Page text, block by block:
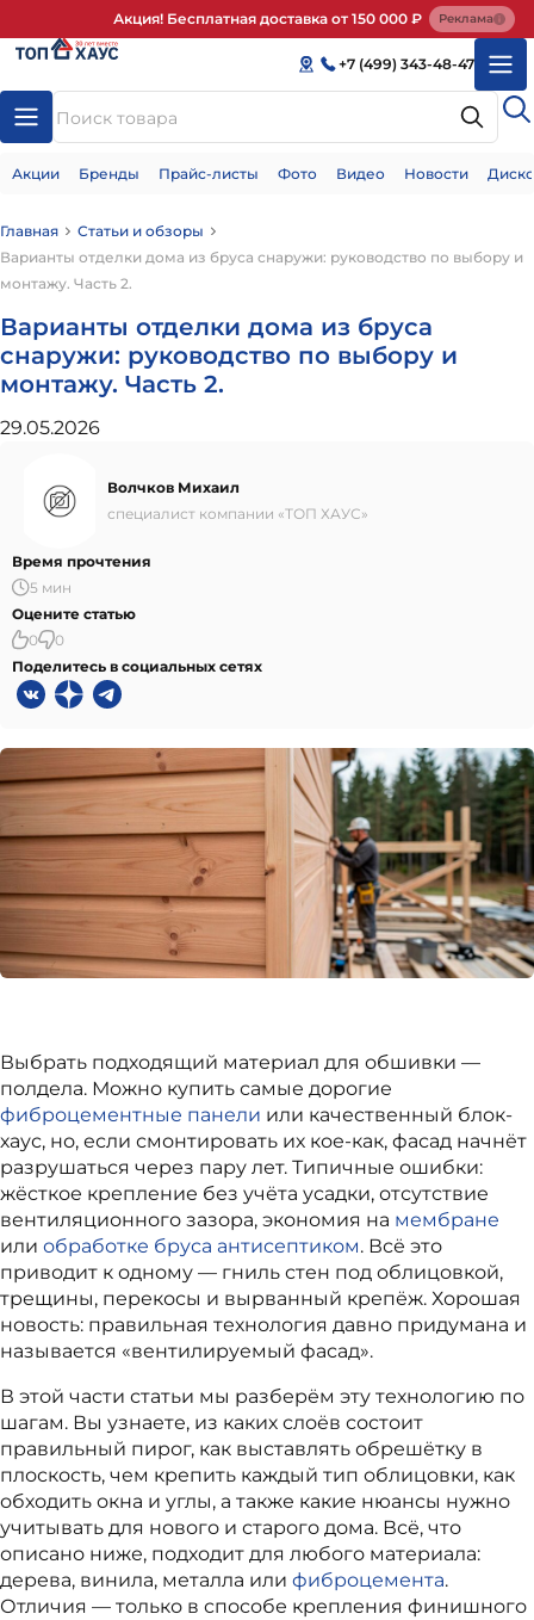
Акция! Бесплатная доставка от 150 000 ₽ Реклама
+7 (499) 343-48-47
Акции Бренды Прайс-листы Фото Видео Новости
Главная
Статьи и обзоры
Варианты отделки дома из бруса снаружи: руководство по выбору и
монтажу. Часть 2.
Варианты отделки дома из бруса
снаружи: руководство по выбору и
монтажу. Часть 2.
29.05.2026
Волчков Михаил
специалист компании «ТОП ХАУС»
Время прочтения
5 мин
Оцените статью
0
0
Поделитесь в социальных сетях
Выбрать подходящий материал для обшивки —
полдела. Можно купить самые дорогие
фиброцементные панели или качественный блок-
хаус, но, если смонтировать их кое-как, фасад начнёт
разрушаться через пару лет. Типичные ошибки:
жёсткое крепление без учёта усадки, отсутствие
вентиляционного зазора, экономия на мембране
или обработке бруса антисептиком. Всё это
приводит к одному — гниль стен под облицовкой,
трещины, перекосы и вырванный крепёж. Хорошая
новость: правильная технология давно придумана и
называется «вентилируемый фасад».
В этой части статьи мы разберём эту технологию по
шагам. Вы узнаете, из каких слоёв состоит
правильный пирог, как выставлять обрешётку в
плоскость, чем крепить каждый тип облицовки, как
обходить окна и углы, а также какие нюансы нужно
учитывать для нового и старого дома. Всё, что
описано ниже, подходит для любого материала:
дерева, винила, металла или фиброцемента.
Отличия — только в способе крепления финишного